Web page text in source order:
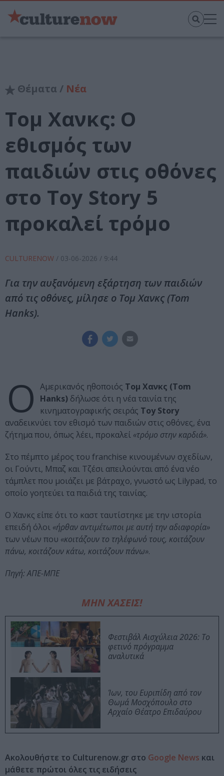
Θέματα / Νέα
Τομ Χανκς: Ο
εθισμός των
παιδιών στις οθόνες
στο Toy Story 5
προκαλεί τρόμο
CULTURENOW / 03-06-2026 / 9:44
Για την αυξανόμενη εξάρτηση των παιδιών
από τις οθόνες, μίλησε ο Τομ Χανκς (Tom
Hanks).
Ο Αμερικανός ηθοποιός Τομ Χανκς (Tom
Hanks) δήλωσε ότι η νέα ταινία της
κινηματογραφικής σειράς Toy Story
αναδεικνύει τον εθισμό των παιδιών στις οθόνες, ένα
ζήτημα που, όπως λέει, προκαλεί «τρόμο στην καρδιά».
Στο πέμπτο μέρος του franchise κινουμένων σχεδίων,
οι Γούντι, Μπαζ και Τζέσι απειλούνται από ένα νέο
τάμπλετ που μοιάζει με βάτραχο, γνωστό ως Lilypad, το
οποίο γοητεύει τα παιδιά της ταινίας.
Ο Χανκς είπε ότι το καστ ταυτίστηκε με την ιστορία
επειδή όλοι «ήρθαν αντιμέτωποι με αυτή την αδιαφορία»
των νέων που «κοιτάζουν το τηλέφωνό τους, κοιτάζουν
πάνω, κοιτάζουν κάτω, κοιτάζουν πάνω».
Πηγή: ΑΠΕ-ΜΠΕ
ΜΗΝ ΧΑΣΕΙΣ!
Φεστιβάλ Αισχύλεια 2026: Το
φετινό πρόγραμμα
αναλυτικά
Ίων, του Ευριπίδη από τον
Θωμά Μοσχόπουλο στο
Αρχαίο Θέατρο Επιδαύρου
Ακολουθήστε το Culturenow.gr στο Google News και
μάθετε πρώτοι όλες τις ειδήσεις